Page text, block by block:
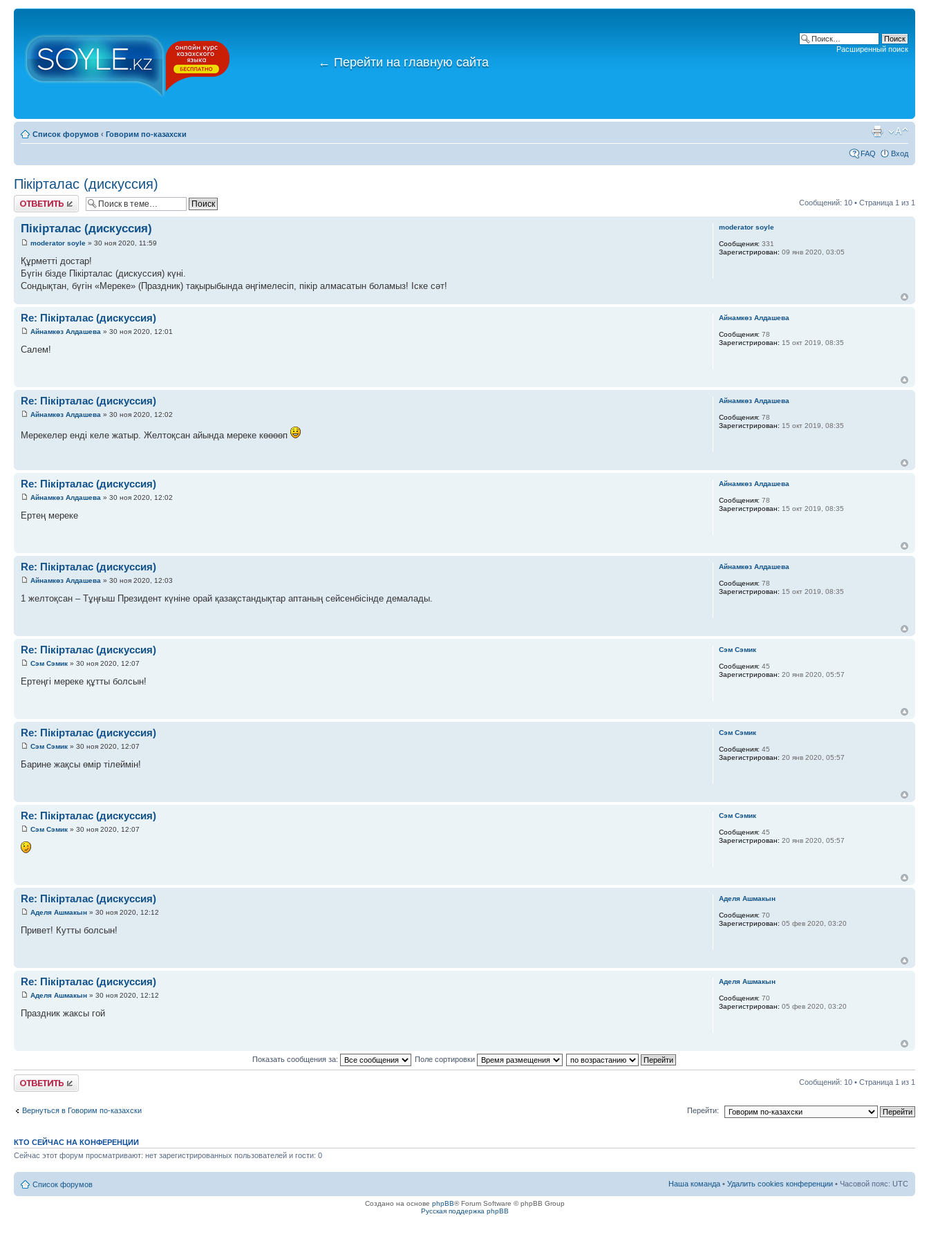
← Перейти на главную сайта
Расширенный поиск
Список форумов ‹ Говорим по-казахски
FAQ Вход
Пікірталас (дискуссия)
Ответить Сообщений: 10 • Страница 1 из 1
Пікірталас (дискуссия)
moderator soyle » 30 ноя 2020, 11:59
Құрметті достар!
Бүгін бізде Пікірталас (дискуссия) күні.
Сондықтан, бүгін «Мереке» (Праздник) тақырыбында әңгімелесіп, пікір алмасатын боламыз! Іске сәт!
moderator soyle
Сообщения: 331
Зарегистрирован: 09 янв 2020, 03:05
Re: Пікірталас (дискуссия)
Айнамкөз Алдашева » 30 ноя 2020, 12:01
Салем!
Айнамкөз Алдашева
Сообщения: 78
Зарегистрирован: 15 окт 2019, 08:35
Re: Пікірталас (дискуссия)
Айнамкөз Алдашева » 30 ноя 2020, 12:02
Мерекелер енді келе жатыр. Желтоқсан айында мереке көөөөп
Айнамкөз Алдашева
Сообщения: 78
Зарегистрирован: 15 окт 2019, 08:35
Re: Пікірталас (дискуссия)
Айнамкөз Алдашева » 30 ноя 2020, 12:02
Ертең мереке
Айнамкөз Алдашева
Сообщения: 78
Зарегистрирован: 15 окт 2019, 08:35
Re: Пікірталас (дискуссия)
Айнамкөз Алдашева » 30 ноя 2020, 12:03
1 желтоқсан – Тұңғыш Президент күніне орай қазақстандықтар аптаның сейсенбісінде демалады.
Айнамкөз Алдашева
Сообщения: 78
Зарегистрирован: 15 окт 2019, 08:35
Re: Пікірталас (дискуссия)
Сэм Сэмик » 30 ноя 2020, 12:07
Ертеңгі мереке құтты болсын!
Сэм Сэмик
Сообщения: 45
Зарегистрирован: 20 янв 2020, 05:57
Re: Пікірталас (дискуссия)
Сэм Сэмик » 30 ноя 2020, 12:07
Барине жақсы өмір тілеймін!
Сэм Сэмик
Сообщения: 45
Зарегистрирован: 20 янв 2020, 05:57
Re: Пікірталас (дискуссия)
Сэм Сэмик » 30 ноя 2020, 12:07
Сэм Сэмик
Сообщения: 45
Зарегистрирован: 20 янв 2020, 05:57
Re: Пікірталас (дискуссия)
Аделя Ашмакын » 30 ноя 2020, 12:12
Привет! Кутты болсын!
Аделя Ашмакын
Сообщения: 70
Зарегистрирован: 05 фев 2020, 03:20
Re: Пікірталас (дискуссия)
Аделя Ашмакын » 30 ноя 2020, 12:12
Праздник жаксы гой
Аделя Ашмакын
Сообщения: 70
Зарегистрирован: 05 фев 2020, 03:20
Показать сообщения за: Поле сортировки
Ответить Сообщений: 10 • Страница 1 из 1
Вернуться в Говорим по-казахски Перейти:
КТО СЕЙЧАС НА КОНФЕРЕНЦИИ
Сейчас этот форум просматривают: нет зарегистрированных пользователей и гости: 0
Список форумов Наша команда • Удалить cookies конференции • Часовой пояс: UTC
Создано на основе phpBB® Forum Software © phpBB Group
Русская поддержка phpBB